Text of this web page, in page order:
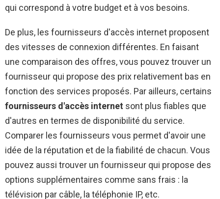
qui correspond à votre budget et à vos besoins.
De plus, les fournisseurs d'accès internet proposent
des vitesses de connexion différentes. En faisant
une comparaison des offres, vous pouvez trouver un
fournisseur qui propose des prix relativement bas en
fonction des services proposés. Par ailleurs, certains
fournisseurs d'accès internet sont plus fiables que
d'autres en termes de disponibilité du service.
Comparer les fournisseurs vous permet d'avoir une
idée de la réputation et de la fiabilité de chacun. Vous
pouvez aussi trouver un fournisseur qui propose des
options supplémentaires comme sans frais : la
télévision par câble, la téléphonie IP, etc.